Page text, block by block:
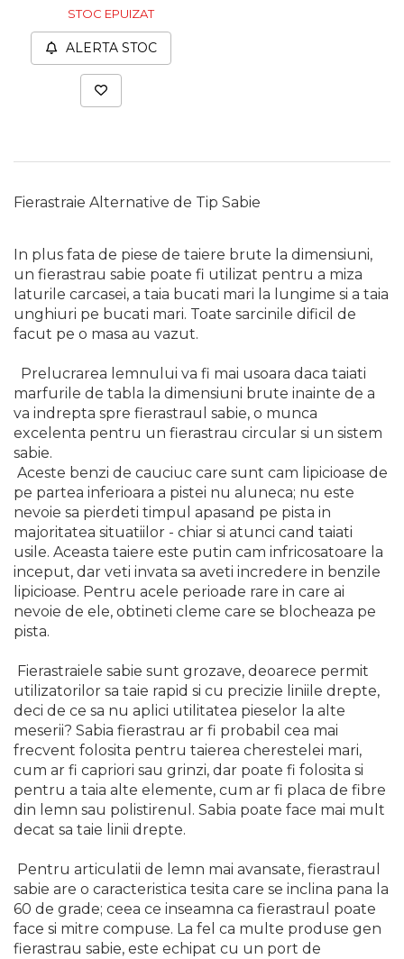
Unelte de Zugravit
Roata de Masurat
Lacate & Incuietori
Scripete Manual
Transpalet / carucior
Perie de Sarma
Poansoane Cifre & Litere
Adaptor Unghiular
Bormasina
Nicovala fierarie
Chei
Scari
Echipamente de Lucru &
Protectia Muncii
Multidetector
Pistol Spuma Poliuretanica
Silicon)
Termometru Infrarosu
Menghina de banc –
tamplarie si alte domenii
Carlige de Ridicare
Dispozitive de Taiat si
Manipulat Sticla
Scule Electrice & Unelte
Ciocane Rotopercutoare &
Demolatoare cu SDS-MAX / SDS-
Plus
Flex & Polizor Unghiular,
Pompe, Turbojet, Aparate &
Utilaje Spalat Auto
Masini de Frezat Verticale
STOC EPUIZAT
ALERTA STOC
Fierastraie Alternative de Tip Sabie
In plus fata de piese de taiere brute la dimensiuni,
un fierastrau sabie poate fi utilizat pentru a miza
laturile carcasei, a taia bucati mari la lungime si a taia
unghiuri pe bucati mari. Toate sarcinile dificil de
facut pe o masa au vazut.
Prelucrarea lemnului va fi mai usoara daca taiati
marfurile de tabla la dimensiuni brute inainte de a
va indrepta spre fierastraul sabie, o munca
excelenta pentru un fierastrau circular si un sistem
sabie.
Aceste benzi de cauciuc care sunt cam lipicioase de
pe partea inferioara a pistei nu aluneca; nu este
nevoie sa pierdeti timpul apasand pe pista in
majoritatea situatiilor - chiar si atunci cand taiati
usile. Aceasta taiere este putin cam infricosatoare la
inceput, dar veti invata sa aveti incredere in benzile
lipicioase. Pentru acele perioade rare in care ai
nevoie de ele, obtineti cleme care se blocheaza pe
pista.
Fierastraiele sabie sunt grozave, deoarece permit
utilizatorilor sa taie rapid si cu precizie liniile drepte,
deci de ce sa nu aplici utilitatea pieselor la alte
meserii? Sabia fierastrau ar fi probabil cea mai
frecvent folosita pentru taierea cherestelei mari,
cum ar fi capriori sau grinzi, dar poate fi folosita si
pentru a taia alte elemente, cum ar fi placa de fibre
din lemn sau polistirenul. Sabia poate face mai mult
decat sa taie linii drepte.
Pentru articulatii de lemn mai avansate, fierastraul
sabie are o caracteristica tesita care se inclina pana la
60 de grade; ceea ce inseamna ca fierastraul poate
face si mitre compuse. La fel ca multe produse gen
fierastrau sabie, este echipat cu un port de